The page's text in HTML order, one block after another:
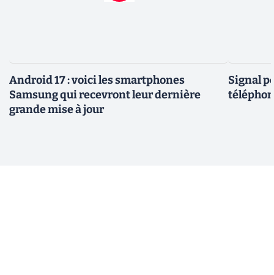
Android 17 : voici les smartphones
Samsung qui recevront leur dernière
grande mise à jour
Signal